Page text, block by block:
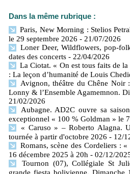
Dans la même rubrique :
Paris, New Morning : Stelios
le 29 septembre 2026 - 21/07/2026
Loner Deer, Wildflowers, pop-
dates des concerts - 22/04/2026
La Ciotat. « On est tous faits de
: La leçon d’humanité de Louis
Avignon, théâtre du Chêne
Lonny & l’Ensemble Agamemnon.
21/02/2026
Aubagne. AD2C ouvre sa
exceptionnel « 100 % Goldman » le
« Caruso » – Roberto Alagna.
tournée à partir d'octobre 2026 - 12/
Romans, scène des Cordeliers :
16 décembre 2025 à 20h - 02/12/
Tournon (07), Collégiale St